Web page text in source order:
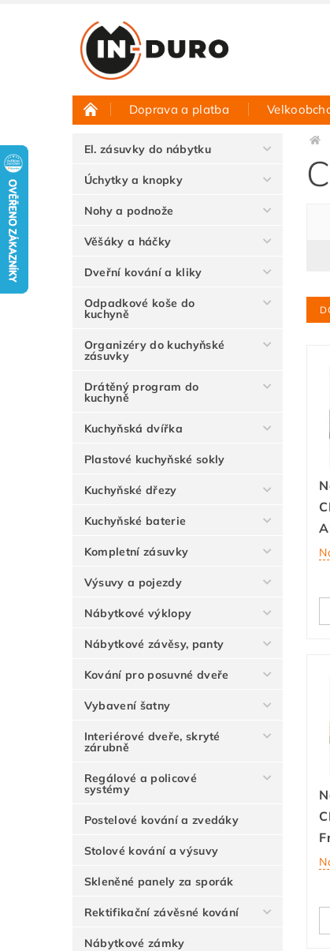
Doprava a platba
Půjčovna vzorků Hodnocení
El. zásuvky do nábytku
Úchytky a knopky
Nohy a podnože
Věšáky a háčky
Dveřní kování a kliky
Odpadkové koše do
kuchyně
Organizéry do kuchyňské
zásuvky
Drátěný program do
kuchyně
Kuchyňská dvířka
Plastové kuchyňské sokly
Kuchyňské dřezy
Kuchyňské baterie
Kompletní zásuvky
Výsuvy a pojezdy
Nábytkové výklopy
Nábytkové závěsy, panty
Kování pro posuvné dveře
Vybavení šatny
Interiérové dveře, skryté
zárubně
Regálové a policové
systémy
Postelové kování a zvedáky
Stolové kování a výsuvy
Skleněné panely za sporák
Rektifikační závěsné kování
Nábytkové zámky